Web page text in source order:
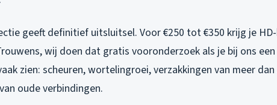
geeft definitief uitsluitsel. Voor €250 tot €350 krijg je
wij doen dat gratis vooronderzoek als je bij ons
zien: scheuren, wortelingroei, verzakkingen van meer
oude verbindingen.